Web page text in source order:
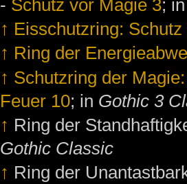
- Schutz vor Magie 3;
↑ Eisschutzring:
↑ Ring der
↑ Schutzring der
Feuer 10; in Gothic 3
↑ Ring der
Gothic Classic
↑ Ring der